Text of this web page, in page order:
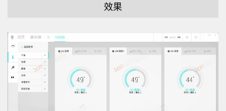
效果